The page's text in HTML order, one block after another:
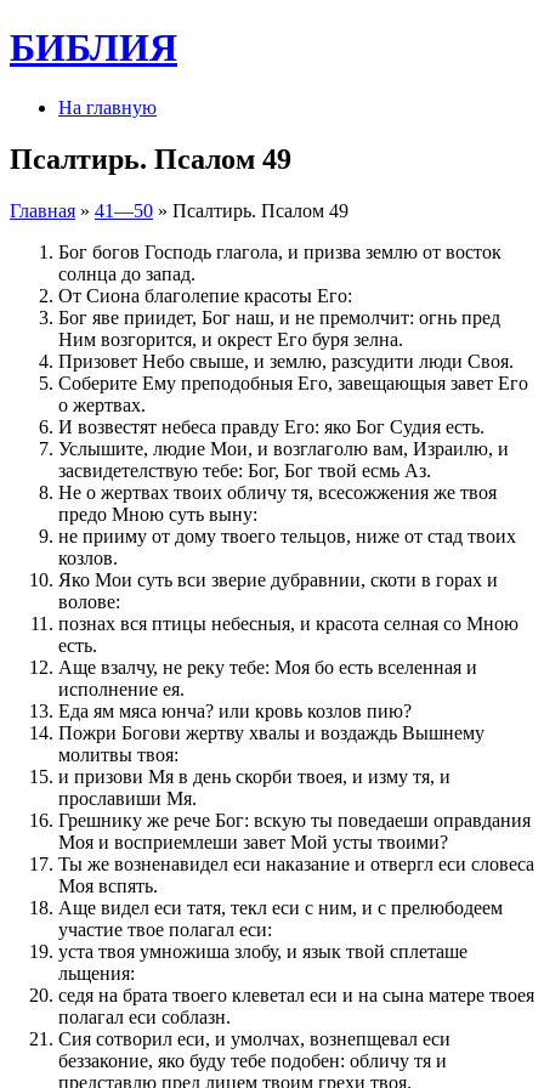
БИБЛИЯ
На главную
Псалтирь. Псалом 49
Главная » 41—50 » Псалтирь. Псалом 49
Бог богов Господь глагола, и призва землю от восток
солнца до запад.
От Сиона благолепие красоты Его:
Бог яве приидет, Бог наш, и не премолчит: огнь пред
Ним возгорится, и окрест Его буря зелна.
Призовет Небо свыше, и землю, разсудити люди Своя.
Соберите Ему преподобныя Его, завещающыя завет Его
о жертвах.
И возвестят небеса правду Его: яко Бог Судия есть.
Услышите, людие Мои, и возглаголю вам, Израилю, и
засвидетелствую тебе: Бог, Бог твой есмь Аз.
Не о жертвах твоих обличу тя, всесожжения же твоя
предо Мною суть выну:
не прииму от дому твоего тельцов, ниже от стад твоих
козлов.
Яко Мои суть вси зверие дубравнии, скоти в горах и
волове:
познах вся птицы небесныя, и красота селная со Мною
есть.
Аще взалчу, не реку тебе: Моя бо есть вселенная и
исполнение ея.
Еда ям мяса юнча? или кровь козлов пию?
Пожри Богови жертву хвалы и воздаждь Вышнему
молитвы твоя:
и призови Мя в день скорби твоея, и изму тя, и
прославиши Мя.
Грешнику же рече Бог: вскую ты поведаеши оправдания
Моя и восприемлеши завет Мой усты твоими?
Ты же возненавидел еси наказание и отвергл еси словеса
Моя вспять.
Аще видел еси татя, текл еси с ним, и с прелюбодеем
участие твое полагал еси:
уста твоя умножиша злобу, и язык твой сплеташе
льщения:
седя на брата твоего клеветал еси и на сына матере твоея
полагал еси соблазн.
Сия сотворил еси, и умолчах, вознепщевал еси
беззаконие, яко буду тебе подобен: обличу тя и
представлю пред лицем твоим грехи твоя.